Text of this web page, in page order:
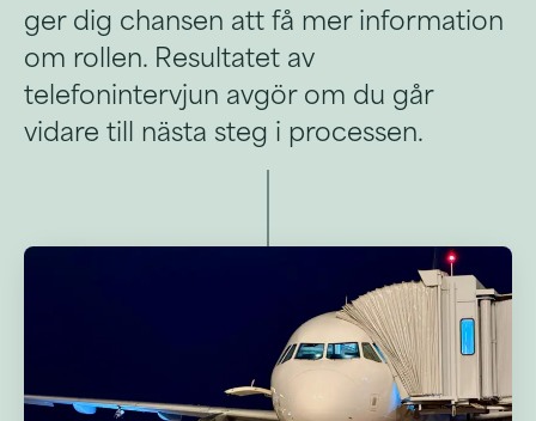
ger dig chansen att få mer information
om rollen. Resultatet av
telefonintervjun avgör om du går
vidare till nästa steg i processen.